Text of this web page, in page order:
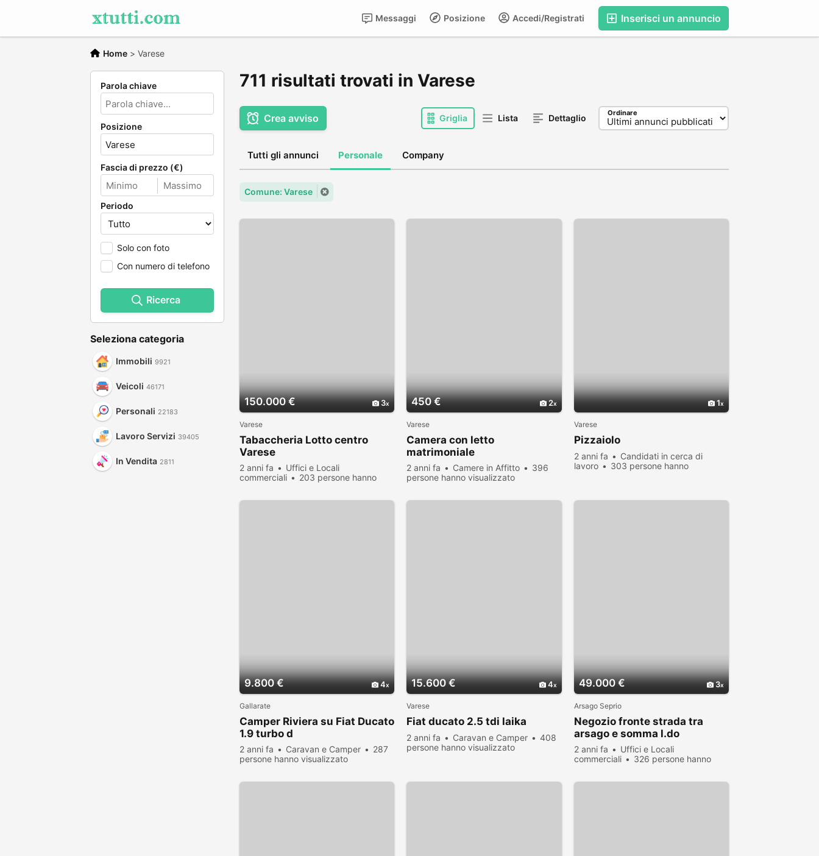
Inserisci un annuncio
Accedi/Registrati
Posizione
Messaggi
Home > Varese
Parola chiave
Posizione
Fascia di prezzo (€)
Periodo
Solo con foto
Con numero di telefono
Ricerca
Seleziona categoria
Immobili 9921
Veicoli 46171
Personali 22183
Lavoro Servizi 39405
In Vendita 2811
711 risultati trovati in Varese
Crea avviso Griglia Lista Dettaglio Ordinare
Tutti gli annunci Personale Company
Comune: Varese
150.000 € 3
Varese
Tabaccheria Lotto centro
Varese
2 anni fa
Uffici e Locali
commerciali
203 persone hanno
450 € 2
Varese
Camera con letto
matrimoniale
2 anni fa Camere in Affitto
396
persone hanno visualizzato
1
Varese
Pizzaiolo
2 anni fa
Candidati in cerca di
lavoro
303 persone hanno
9.800 € 4
Gallarate
Camper Riviera su Fiat Ducato
1.9 turbo d
2 anni fa Caravan e Camper
287
persone hanno visualizzato
15.600 € 4
Varese
Fiat ducato 2.5 tdi laika
2 anni fa Caravan e Camper
408
persone hanno visualizzato
49.000 € 3
Arsago Seprio
Negozio fronte strada tra
arsago e somma l.do
2 anni fa
Uffici e Locali
commerciali
326 persone hanno